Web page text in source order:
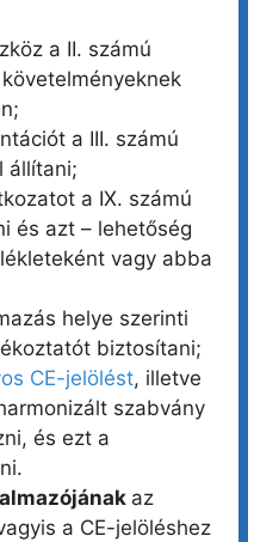
a II. számú
a III. számú
állítani;
a IX. számú
és azt – lehetőség
vagy abba
helye szerinti
biztosítani;
CE-jelölést, illetve
szabvány
és ezt a
az
a CE-jelöléshez